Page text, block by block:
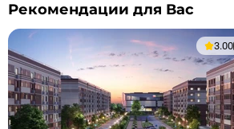
Рекомендации для Вас
3.00